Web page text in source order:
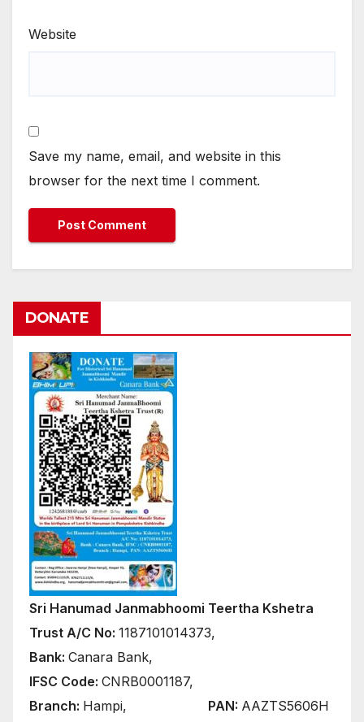
Website
Save my name, email, and website in this
browser for the next time I comment.
DONATE
Sri Hanumad Janmabhoomi Teertha Kshetra
Trust A/C No: 1187101014373,
Bank: Canara Bank,
IFSC Code: CNRB0001187,
Branch: Hampi, PAN: AAZTS5606H